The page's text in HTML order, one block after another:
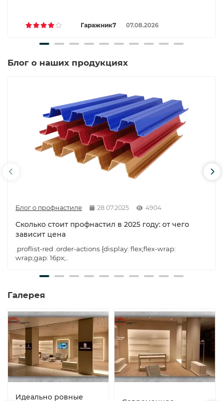
Гаражник7 07.08.2026
Блог о наших продукциях
Блог о профнастиле 28.07.2025 4904
Сколько стоит профнастил в 2025 году: от чего
зависит цена
.proflist-red .order-actions {display: flex;flex-wrap:
wrap;gap: 16px;..
Галерея
Идеально ровные